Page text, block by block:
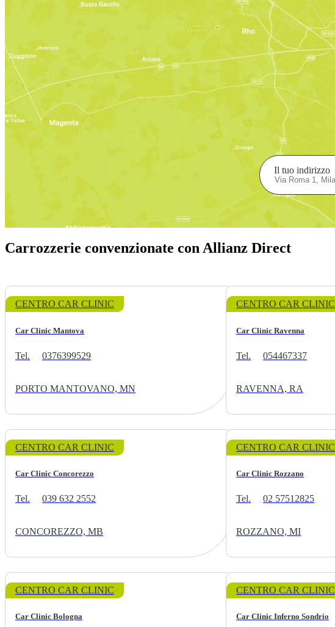
Il tuo indirizzo
Carrozzerie convenzionate con Allianz Direct
CENTRO CAR CLINIC
Car Clinic Mantova
Tel. 0376399529
PORTO MANTOVANO, MN
CENTRO CAR CLINIC
Car Clinic Ravenna
Tel. 054467337
RAVENNA, RA
CENTRO CAR CLINIC
Car Clinic Concorezzo
Tel. 039 632 2552
CONCOREZZO, MB
CENTRO CAR CLINIC
Car Clinic Rozzano
Tel. 02 57512825
ROZZANO, MI
CENTRO CAR CLINIC
Car Clinic Bologna
CENTRO CAR CLINIC
Car Clinic Inferno Sondrio